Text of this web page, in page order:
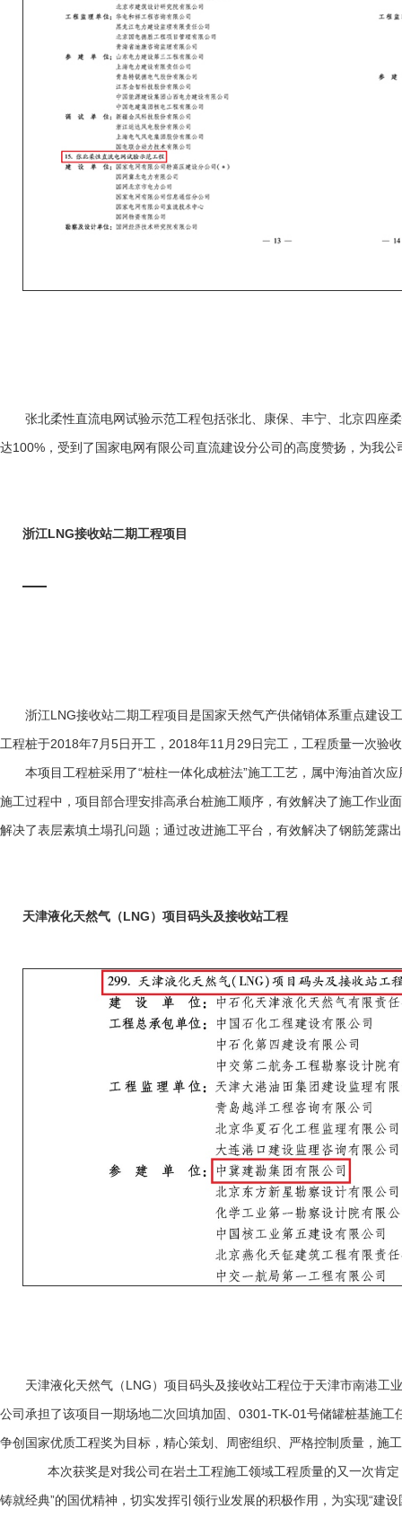
张北柔性直流电网试验示范工程包括张北、康保、丰宁、北京四座柔
达100%，受到了国家电网有限公司直流建设分公司的高度赞扬，为我
浙江LNG接收站二期工程项目
浙江LNG接收站二期工程项目是国家天然气产供储销体系重点建设
工程桩于2018年7月5日开工，2018年11月29日完工，工程质量一次验
本项目工程桩采用了“桩柱一体化成桩法”施工工艺，属中海油首次应
施工过程中，项目部合理安排高承台桩施工顺序，有效解决了施工作业
解决了表层素填土塌孔问题；通过改进施工平台，有效解决了钢筋笼露
天津液化天然气（LNG）项目码头及接收站工程
天津液化天然气（LNG）项目码头及接收站工程位于天津市南港工业
公司承担了该项目一期场地二次回填加固、0301-TK-01号储罐桩基施
争创国家优质工程奖为目标，精心策划、周密组织、严格控制质量，施
本次获奖是对我公司在岩土工程施工领域工程质量的又一次肯定
铸就经典”的国优精神，切实发挥引领行业发展的积极作用，为实现“建